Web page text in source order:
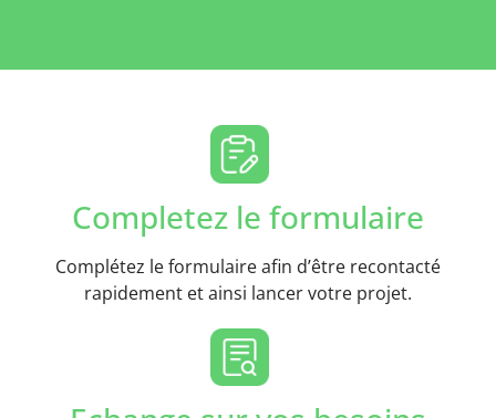
Completez le formulaire
Complétez le formulaire afin d’être recontacté
rapidement et ainsi lancer votre projet.